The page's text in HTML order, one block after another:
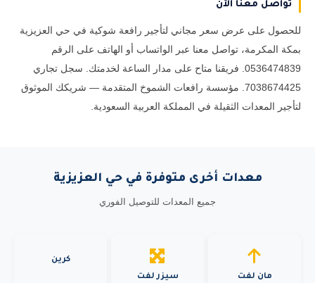
تواصل معنا الآن
للحصول على عرض سعر مجاني لتأجير رافعة شوكية في حي العزيزية
بمكة المكرمة، تواصل معنا عبر الواتساب أو الهاتف على الرقم
0536474839. فريقنا متاح على مدار الساعة لخدمتك. سجل تجاري
7038674425. مؤسسة رافعات الشموخ المتقدمة — شريكك الموثوق
لتأجير المعدات الثقيلة في المملكة العربية السعودية.
معدات أخرى متوفرة في حي العزيزية
جميع المعدات للتوصيل الفوري
مان لفت سيزر لفت
كرين